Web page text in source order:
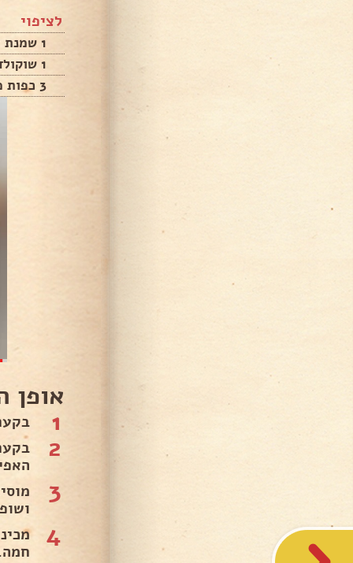
לציפוי
1 שמנת מתוקה
1 שוקולד מריר
3 כפות ממרח נוטלה
אופן
1
2
האפייה, 4 כפות
3
ושופכים
4
חמה.